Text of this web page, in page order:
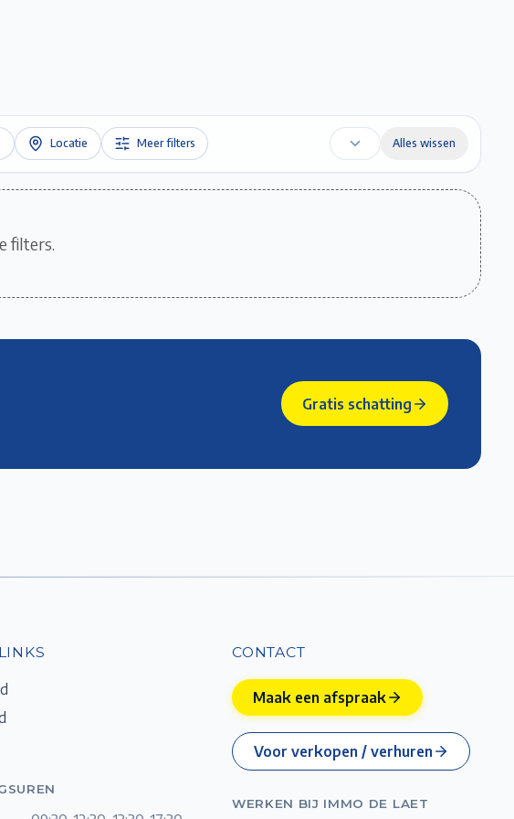
Locatie Meer filters Alles wissen
filters.
Gratis schatting
CONTACT
Maak een afspraak
Voor verkopen / verhuren
WERKEN BIJ IMMO DE LAET